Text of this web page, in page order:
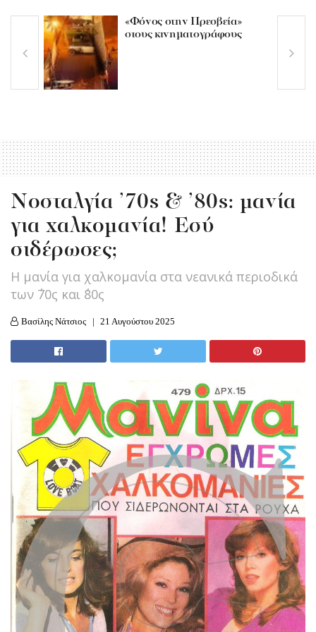
«Φόνος στην Πρεσβεία»
στους κινηματογράφους
Νοσταλγία ’70s & ’80s: μανία
για χαλκομανία! Εσύ
σιδέρωσες;
Η μανία για χαλκομανία στα νεανικά περιοδικά
των ΄70ς και ΄80ς
Βασίλης Νάτσιος 21 Αυγούστου 2025